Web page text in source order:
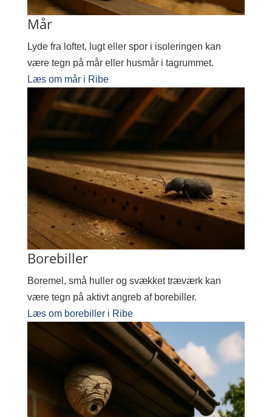
Mår
Lyde fra loftet, lugt eller spor i isoleringen kan
være tegn på mår eller husmår i tagrummet.
Læs om mår i Ribe
Borebiller
Boremel, små huller og svækket træværk kan
være tegn på aktivt angreb af borebiller.
Læs om borebiller i Ribe